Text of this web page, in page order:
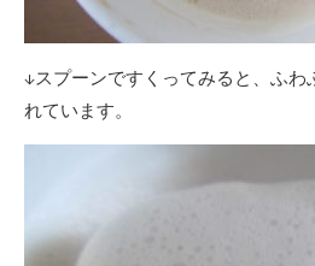
↓スプーンですくってみると、ふわ
れています。